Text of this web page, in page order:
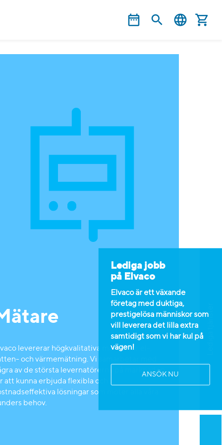
Lediga tjänster
Lediga jobb
på Elvaco
Elvaco är ett växande
företag med duktiga,
prestigelösa människor som
vill leverera det lilla extra
samtidigt som vi har kul på
vägen!
ANSÖK NU
levererar högkvalitativa mätare för el-,
och värmemätning. Vi samarbetar med
av de största levernatörerna på marknaden
att kunna erbjuda flexibla och
lösningar som möter alla våra
behov.